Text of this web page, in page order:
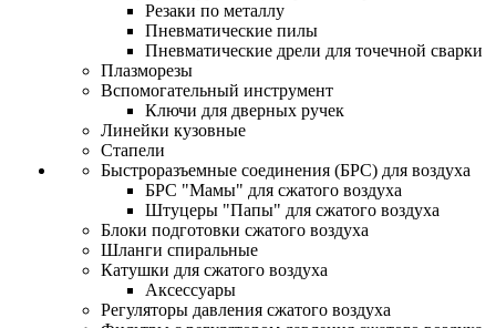
Резаки по металлу
Пневматические пилы
Пневматические дрели для точечной сварки
Плазморезы
Вспомогательный инструмент
Ключи для дверных ручек
Линейки кузовные
Стапели
Быстроразъемные соединения (БРС) для воздуха
БРС "Мамы" для сжатого воздуха
Штуцеры "Папы" для сжатого воздуха
Блоки подготовки сжатого воздуха
Шланги спиральные
Катушки для сжатого воздуха
Аксессуары
Регуляторы давления сжатого воздуха